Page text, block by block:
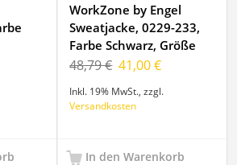
WorkZone by Engel
Sweatjacke, 0229-233,
Farbe Schwarz, Größe
3XL
48,79 € 41,00 €
Inkl. 19% MwSt.,zzgl.
Versandkosten
In den Warenkorb